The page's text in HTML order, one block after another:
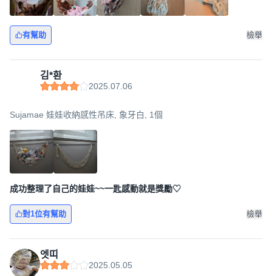
有幫助 檢舉
김*환
2025.07.06
Sujamae 娃娃收納感性吊床, 象牙白, 1個
成功整理了自己的娃娃~~一匙感動就是獎勵♡
對1位有幫助 檢舉
엣띠
2025.05.05